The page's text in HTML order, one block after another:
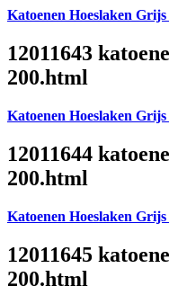
Katoenen Hoeslaken Grijs
12011643
200.html
Katoenen Hoeslaken Grijs
12011644
200.html
Katoenen Hoeslaken Grijs
12011645
200.html